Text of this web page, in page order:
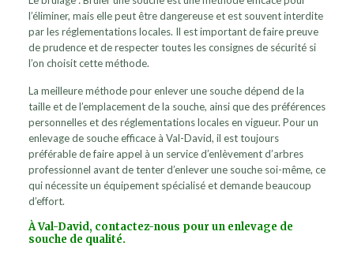
l’éliminer, mais elle peut être dangereuse et est souvent interdite
par les réglementations locales. Il est important de faire preuve
de prudence et de respecter toutes les consignes de sécurité si
l’on choisit cette méthode.
La meilleure méthode pour enlever une souche dépend de la
taille et de l’emplacement de la souche, ainsi que des préférences
personnelles et des réglementations locales en vigueur. Pour un
enlevage de souche efficace à Val-David, il est toujours
préférable de faire appel à un service d’enlèvement d’arbres
professionnel avant de tenter d’enlever une souche soi-même, ce
qui nécessite un équipement spécialisé et demande beaucoup
d’effort.
À Val-David, contactez-nous pour un enlevage de
souche de qualité.